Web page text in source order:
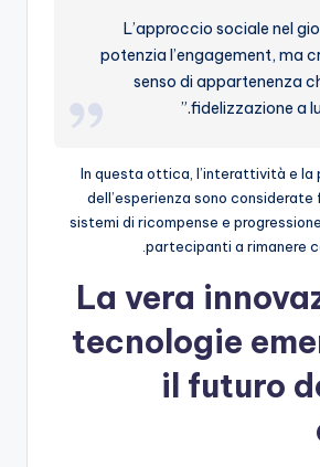
“L’approccio sociale nel
potenzia l’engagement, ma
senso di appartenenza
fidelizzazione a
In questa ottica, l’interattività e la
dell’esperienza sono
sistemi di ricompense e
partecipanti a rimanere
La vera
tecnologie
il futuro